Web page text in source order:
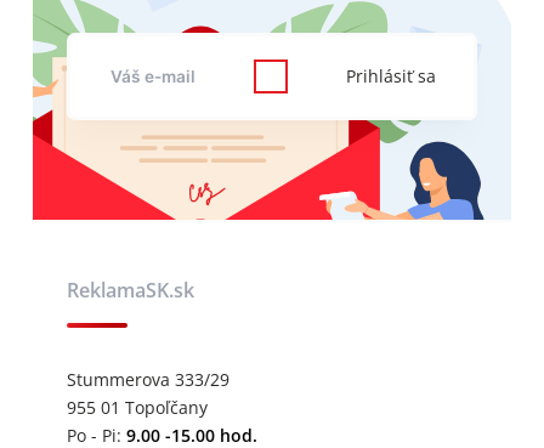
Prihlásiť sa
ReklamaSK.sk
Stummerova 333/29
955 01 Topoľčany
Po - Pi: 9.00 -15.00 hod.